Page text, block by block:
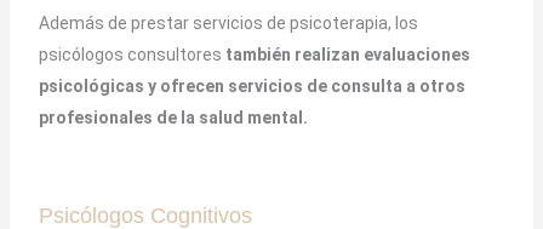
Además de prestar servicios de psicoterapia, los
psicólogos consultores también realizan evaluaciones
psicológicas y ofrecen servicios de consulta a otros
profesionales de la salud mental.
Psicólogos Cognitivos